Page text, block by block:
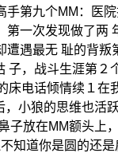
第九个MM：医
一次发现做了两
遇最无 耻的背叛
子，战斗生涯第２
电话倾情续１在
小狼的思维也活
放在MM额头上
知道你是圆的还